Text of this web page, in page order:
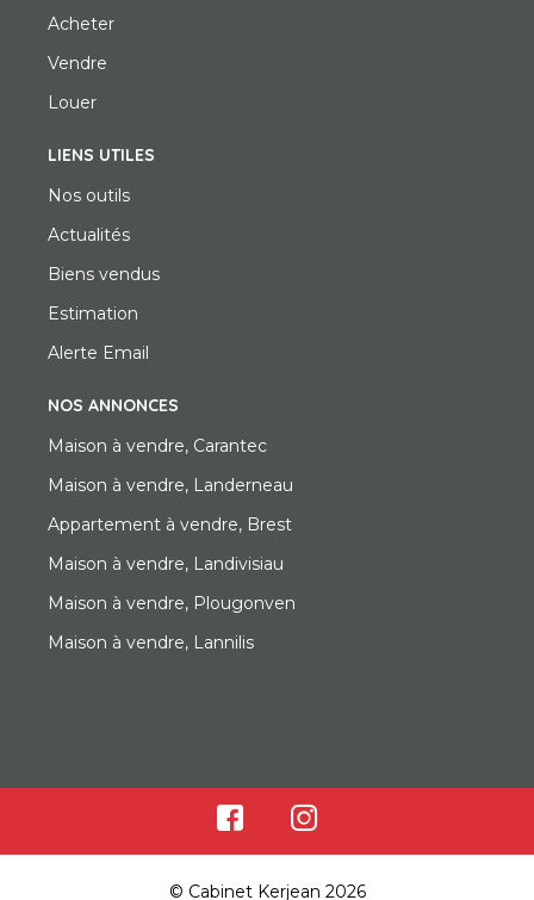
Acheter
Vendre
Louer
LIENS UTILES
Nos outils
Actualités
Biens vendus
Estimation
Alerte Email
NOS ANNONCES
Maison à vendre, Carantec
Maison à vendre, Landerneau
Appartement à vendre, Brest
Maison à vendre, Landivisiau
Maison à vendre, Plougonven
Maison à vendre, Lannilis
© Cabinet Kerjean 2026